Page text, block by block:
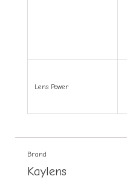
Lens Power
Brand
Kaylens